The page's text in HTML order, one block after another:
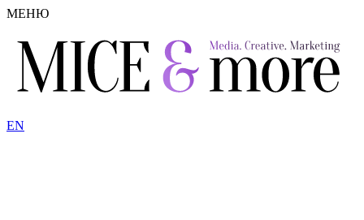
МЕНЮ
EN